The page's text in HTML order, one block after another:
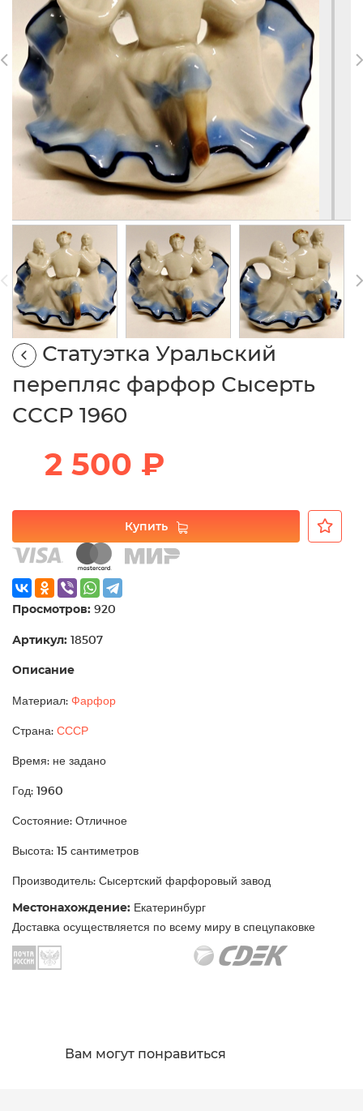
Статуэтка Уральский
перепляс фарфор Сысерть
СССР 1960
2 500 ₽
Купить
Просмотров: 920
Артикул: 18507
Описание
Материал: Фарфор
Страна: СССР
Время: не задано
Год: 1960
Состояние: Отличное
Высота: 15 сантиметров
Производитель: Сысертский фарфоровый завод
Местонахождение: Екатеринбург
Доставка осуществляется по всему миру в спецупаковке
Вам могут понравиться